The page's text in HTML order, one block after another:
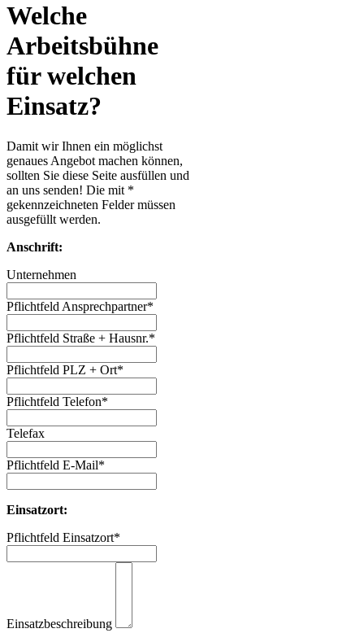
Welche
Arbeitsbühne
für welchen
Einsatz?
Damit wir Ihnen ein möglichst
genaues Angebot machen können,
sollten Sie diese Seite ausfüllen und
an uns senden! Die mit *
gekennzeichneten Felder müssen
ausgefüllt werden.
Anschrift:
Unternehmen
Pflichtfeld Ansprechpartner*
Pflichtfeld Straße + Hausnr.*
Pflichtfeld PLZ + Ort*
Pflichtfeld Telefon*
Telefax
Pflichtfeld E-Mail*
Einsatzort:
Pflichtfeld Einsatzort*
Einsatzbeschreibung